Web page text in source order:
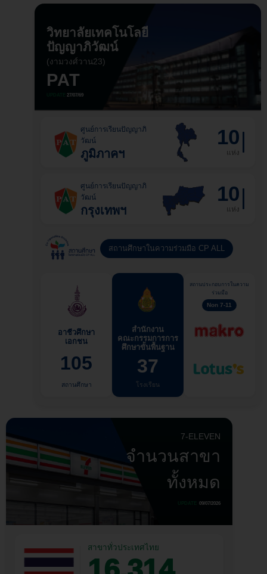
วิทยาลัยเทคโนโลยี
ปัญญาภิวัฒน์
(งามวงศ์วาน23)
PAT
27/07/69
ศูนย์การเรียนปัญญาภิ
วัฒน์
ภูมิภาคฯ
10
แห่ง
ศูนย์การเรียนปัญญาภิ
วัฒน์
กรุงเทพฯ
10
แห่ง
สถานศึกษาในความร่วมมือ CP ALL
อาชีวศึกษา
เอกชน
105
สถานศึกษา
สำนักงาน
คณะกรรมการการ
ศึกษาขั้นพื้นฐาน
37
โรงเรียน
สถานประกอบการในความ
ร่วมมือ
Non 7-11
7-ELEVEN
จำนวนสาขา
ทั้งหมด
09/07/2026
สาขาทั่วประเทศไทย